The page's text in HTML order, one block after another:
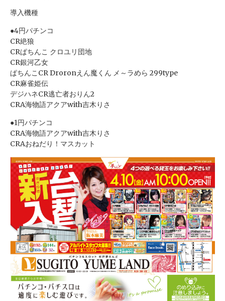
導入機種
●4円パチンコ
CR絶狼
CRぱちんこ クロユリ団地
CR銀河乙女
ぱちんこCR Droronえん魔くん メ～ラめら 299type
CR麻雀姫伝
デジハネCR逃亡者おりん2
CRA海物語アクアwith吉木りさ
●1円パチンコ
CRA海物語アクアwith吉木りさ
CRAおねだり！マスカット